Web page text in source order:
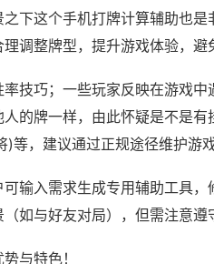
下这个手机打牌计算辅助也
调整牌型，提升游戏体验，避
技巧；一些玩家反映在游戏中
的牌一样，由此怀疑是不是
)等，建议通过正规途径维护游戏
输入需求生成专用辅助工具
如与好友对局），但需注意遵
与特色！